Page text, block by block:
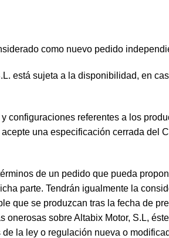
como nuevo pedido
está sujeta a la disponibilidad, en
referentes a los
una especificación cerrada del
de un pedido que pueda
parte. Tendrán igualmente la
que se produzcan tras la fecha de
sobre Altabix Motor, S.L,
la ley o regulación nueva o